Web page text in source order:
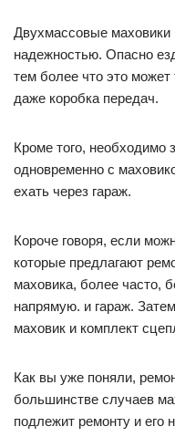
Двухмассовые маховики
надежностью. Опасно
тем более что это
даже коробка передач.
Кроме того, необходимо
одновременно с
ехать через гараж.
Короче говоря, если
которые предлагают
маховика, более часто,
напрямую. и гараж.
маховик и комплект
Как вы уже поняли,
большинстве случаев
подлежит ремонту и его